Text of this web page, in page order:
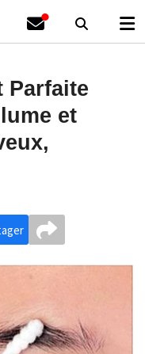
Parfaite
et